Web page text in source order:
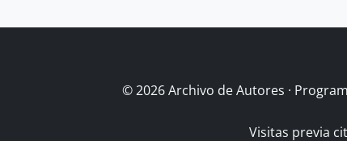
© 2026 Archivo de Autores ·
Visitas previa